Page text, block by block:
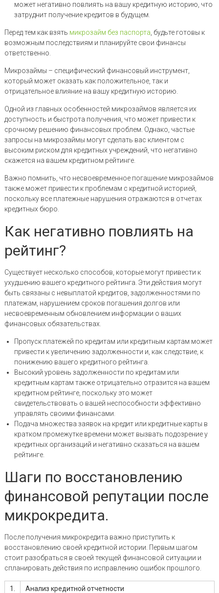
может негативно повлиять на вашу кредитную историю, что
затруднит получение кредитов в будущем.
Перед тем как взять микрозайм без паспорта , будьте готовы к
возможным последствиям и планируйте свои финансы
ответственно.
Микрозаймы – специфический финансовый инструмент,
который может оказать как положительное, так и
отрицательное влияние на вашу кредитную историю.
Одной из главных особенностей микрозаймов является их
доступность и быстрота получения, что может привести к
срочному решению финансовых проблем. Однако, частые
запросы на микрозаймы могут сделать вас клиентом с
высоким риском для кредитных учреждений, что негативно
скажется на вашем кредитном рейтинге.
Важно помнить, что несвоевременное погашение микрозаймов
также может привести к проблемам с кредитной историей,
поскольку все платежные нарушения отражаются в отчетах
кредитных бюро.
Как негативно повлиять на
рейтинг?
Существует несколько способов, которые могут привести к
ухудшению вашего кредитного рейтинга. Эти действия могут
быть связаны с невыплатой кредитов, задолженностями по
платежам, нарушением сроков погашения долгов или
несвоевременным обновлением информации о ваших
финансовых обязательствах.
Пропуск платежей по кредитам или кредитным картам может
привести к увеличению задолженности и, как следствие, к
понижению вашего кредитного рейтинга.
Высокий уровень задолженности по кредитам или
кредитным картам также отрицательно отразится на вашем
кредитном рейтинге, поскольку это может
свидетельствовать о вашей неспособности эффективно
управлять своими финансами.
Подача множества заявок на кредит или кредитные карты в
кратком промежутке времени может вызвать подозрение у
кредитных организаций и негативно сказаться на вашем
рейтинге.
Шаги по восстановлению
финансовой репутации после
микрокредита.
После получения микрокредита важно приступить к
восстановлению своей кредитной истории. Первым шагом
стоит разобраться в своей текущей финансовой ситуации и
спланировать действия по исправлению ошибок прошлого.
1. Анализ кредитной отчетности